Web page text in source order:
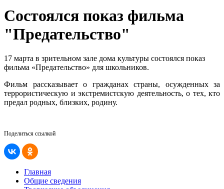
Состоялся показ фильма
"Предательство"
17 марта в зрительном зале дома культуры состоялся показ
фильма «Предательство» для школьников.
Фильм рассказывает о гражданах страны, осужденных за
террористическую и экстремистскую деятельность, о тех, кто
предал родных, близких, родину.
Поделиться ссылкой
Главная
Общие сведения